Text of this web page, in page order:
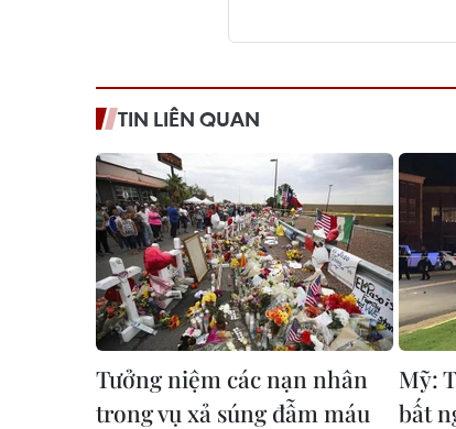
TIN LIÊN QUAN
Tưởng niệm các nạn nhân
trong vụ xả súng đẫm máu
Mỹ:
bất